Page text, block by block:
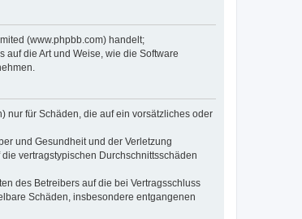
(www.phpbb.com) handelt;
die Art und Weise, wie die Software
nur für Schäden, die auf ein vorsätzliches oder
und Gesundheit und der Verletzung
vertragstypischen Durchschnittsschäden
des Betreibers auf die bei Vertragsschluss
Schäden, insbesondere entgangenen